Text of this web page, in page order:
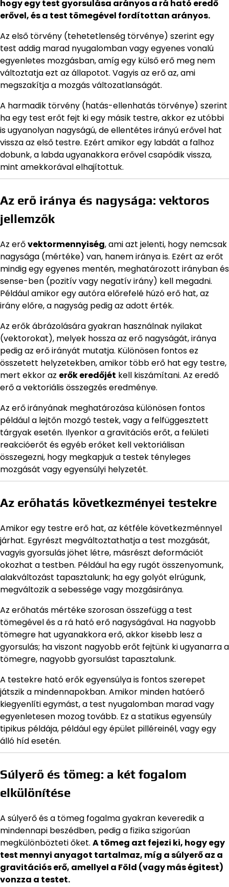
hogy egy test gyorsulása arányos a rá ható eredő
erővel, és a test tömegével fordítottan arányos.
Az első törvény (tehetetlenség törvénye) szerint egy
test addig marad nyugalomban vagy egyenes vonalú
egyenletes mozgásban, amíg egy külső erő meg nem
változtatja ezt az állapotot. Vagyis az erő az, ami
megszakítja a mozgás változatlanságát.
A harmadik törvény (hatás-ellenhatás törvénye) szerint
ha egy test erőt fejt ki egy másik testre, akkor ez utóbbi
is ugyanolyan nagyságú, de ellentétes irányú erővel hat
vissza az első testre. Ezért amikor egy labdát a falhoz
dobunk, a labda ugyanakkora erővel csapódik vissza,
mint amekkorával elhajítottuk.
Az erő iránya és nagysága: vektoros
jellemzők
Az erővektormennyiség, ami azt jelenti, hogy nemcsak
nagysága (mértéke) van, hanem iránya is. Ezért az erőt
mindig egy egyenes mentén, meghatározott irányban és
sense-ben (pozitív vagy negatív irány) kell megadni.
Például amikor egy autóra előrefelé húzó erő hat, az
irány előre, a nagyság pedig az adott érték.
Az erők ábrázolására gyakran használnak nyilakat
(vektorokat), melyek hossza az erő nagyságát, iránya
pedig az erő irányát mutatja. Különösen fontos ez
összetett helyzetekben, amikor több erő hat egy testre,
mert ekkor az erők eredőjét kell kiszámítani. Az eredő
erő a vektoriális összegzés eredménye.
Az erő irányának meghatározása különösen fontos
például a lejtőn mozgó testek, vagy a felfüggesztett
tárgyak esetén. Ilyenkor a gravitációs erőt, a felületi
reakcióerőt és egyéb erőket kell vektoriálisan
összegezni, hogy megkapjuk a testek tényleges
mozgását vagy egyensúlyi helyzetét.
Az erőhatás következményei testekre
Amikor egy testre erő hat, az kétféle következménnyel
járhat. Egyrészt megváltoztathatja a test mozgását,
vagyis gyorsulás jöhet létre, másrészt deformációt
okozhat a testben. Például ha egy rugót összenyomunk,
alakváltozást tapasztalunk; ha egy golyót elrúgunk,
megváltozik a sebessége vagy mozgásiránya.
Az erőhatás mértéke szorosan összefügg a test
tömegével és a rá ható erő nagyságával. Ha nagyobb
tömegre hat ugyanakkora erő, akkor kisebb lesz a
gyorsulás; ha viszont nagyobb erőt fejtünk ki ugyanarra a
tömegre, nagyobb gyorsulást tapasztalunk.
A testekre ható erők egyensúlya is fontos szerepet
játszik a mindennapokban. Amikor minden hatóerő
kiegyenlíti egymást, a test nyugalomban marad vagy
egyenletesen mozog tovább. Ez a statikus egyensúly
tipikus példája, például egy épület pilléreinél, vagy egy
álló híd esetén.
Súlyerő és tömeg: a két fogalom
elkülönítése
A súlyerő és a tömeg fogalma gyakran keveredik a
mindennapi beszédben, pedig a fizika szigorúan
megkülönbözteti őket. A tömeg azt fejezi ki, hogy egy
test mennyi anyagot tartalmaz, míg a súlyerő az a
gravitációs erő, amellyel a Föld (vagy más égitest)
vonzza a testet.